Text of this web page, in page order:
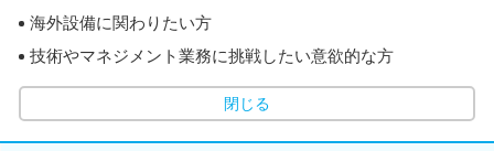
海外設備に関わりたい方
技術やマネジメント業務に挑戦したい意欲的な方
閉じる